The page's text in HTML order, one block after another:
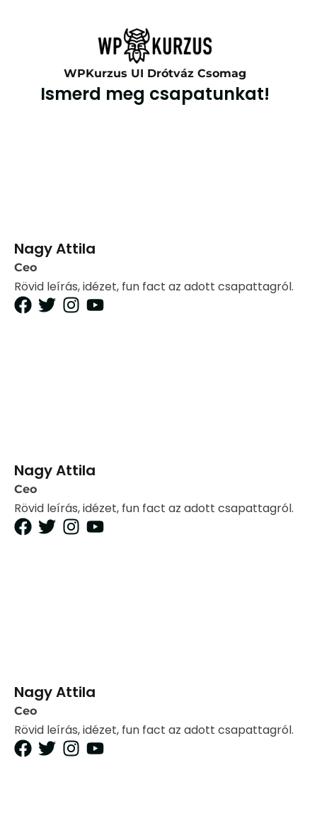
WPKurzus UI Drótváz Csomag
Ismerd meg csapatunkat!
Nagy Attila
Ceo
Rövid leírás, idézet, fun fact az adott csapattagról.
Nagy Attila
Ceo
Rövid leírás, idézet, fun fact az adott csapattagról.
Nagy Attila
Ceo
Rövid leírás, idézet, fun fact az adott csapattagról.